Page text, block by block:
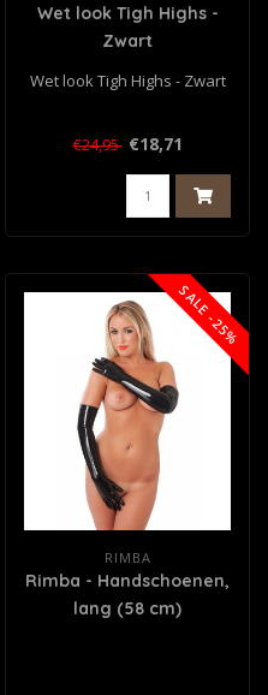
Wet look Tigh Highs -
Zwart
Wet look Tigh Highs - Zwart
€24,95 €18,71
SALE -25%
RIMBA
Rimba - Handschoenen,
lang (58 cm)